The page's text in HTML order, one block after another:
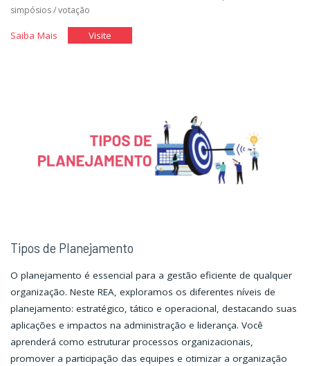
simpósios/votação
Saiba Mais"Divulgação
Visite"Divulgação
Tipos de Planejamento
O planejamento é essencial para a gestão eficiente de qualquer
organização. Neste REA, exploramos os diferentes níveis de
planejamento: estratégico, tático e operacional, destacando suas
aplicações e impactos na administração e liderança. Você
aprenderá como estruturar processos organizacionais,
promover a participação das equipes e otimizar a organização